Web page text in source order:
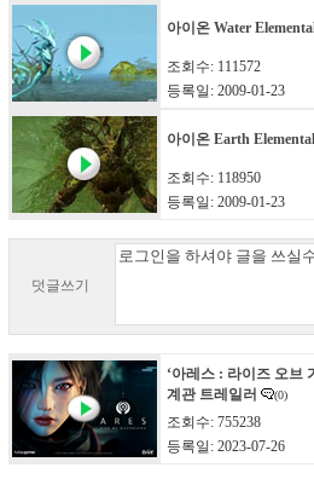
아이온 Water
조회수: 111572
등록일: 2009-01-23
아이온 Earth
조회수: 118950
등록일: 2009-01-23
덧글쓰기
‘아레스 : 라이즈 오브
계관 트레일러
(0)
조회수: 755238
등록일: 2023-07-26